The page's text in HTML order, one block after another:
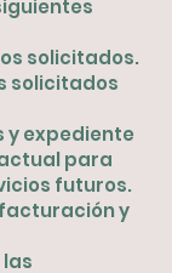
solicitados.
solicitados
y expediente
para
futuros.
y